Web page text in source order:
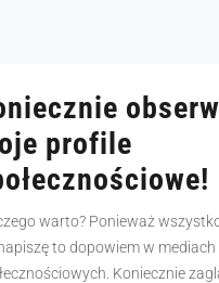
profile
warto? Ponieważ
to dopowiem w mediach
Koniecznie